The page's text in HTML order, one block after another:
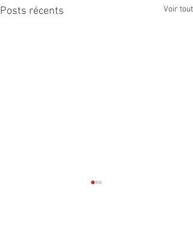
Posts récents Voir tout